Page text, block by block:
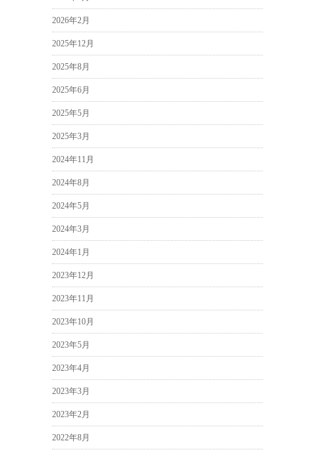
2026年2月
2025年12月
2025年8月
2025年6月
2025年5月
2025年3月
2024年11月
2024年8月
2024年5月
2024年3月
2024年1月
2023年12月
2023年11月
2023年10月
2023年5月
2023年4月
2023年3月
2023年2月
2022年8月